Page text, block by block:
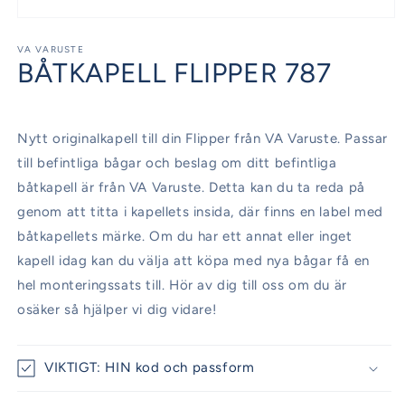
1
i
modalfönster
VA VARUSTE
BÅTKAPELL FLIPPER 787
Nytt originalkapell till din Flipper från VA Varuste. Passar
till befintliga bågar och beslag om ditt befintliga
båtkapell är från VA Varuste. Detta kan du ta reda på
genom att titta i kapellets insida, där finns en label med
båtkapellets märke. Om du har ett annat eller inget
kapell idag kan du välja att köpa med nya bågar få en
hel monteringssats till. Hör av dig till oss om du är
osäker så hjälper vi dig vidare!
VIKTIGT: HIN kod och passform